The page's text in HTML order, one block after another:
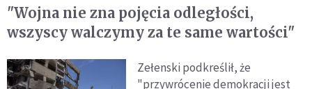
"Wojna nie zna pojęcia odległości,
wszyscy walczymy za te same wartości"
Zełenski podkreślił, że
"przywrócenie demokracji jest